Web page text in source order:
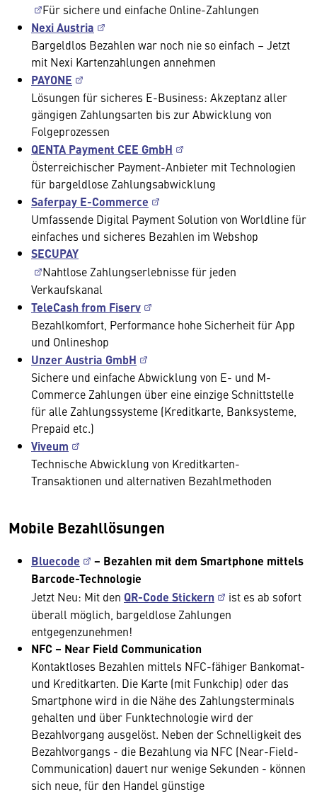
Für sichere und einfache Online-Zahlungen
Nexi Austria
Bargeldlos Bezahlen war noch nie so einfach – Jetzt
mit Nexi Kartenzahlungen annehmen
PAYONE
Lösungen für sicheres E-Business: Akzeptanz aller
gängigen Zahlungsarten bis zur Abwicklung von
Folgeprozessen
QENTA Payment CEE GmbH
Österreichischer Payment-Anbieter mit Technologien
für bargeldlose Zahlungsabwicklung
Saferpay E-Commerce
Umfassende Digital Payment Solution von Worldline für
einfaches und sicheres Bezahlen im Webshop
SECUPAY
Nahtlose Zahlungserlebnisse für jeden
Verkaufskanal
TeleCash from Fiserv
Bezahlkomfort, Performance hohe Sicherheit für App
und Onlineshop
Unzer Austria GmbH
Sichere und einfache Abwicklung von E- und M-
Commerce Zahlungen über eine einzige Schnittstelle
für alle Zahlungssysteme (Kreditkarte, Banksysteme,
Prepaid etc.)
Viveum
Technische Abwicklung von Kreditkarten-
Transaktionen und alternativen Bezahlmethoden
Mobile Bezahllösungen
Bluecode
− Bezahlen mit dem Smartphone mittels
Barcode-Technologie
Jetzt Neu: Mit den QR-Code Stickern
ist es ab sofort
überall möglich, bargeldlose Zahlungen
entgegenzunehmen!
NFC – Near Field Communication
Kontaktloses Bezahlen mittels NFC-fähiger Bankomat-
und Kreditkarten. Die Karte (mit Funkchip) oder das
Smartphone wird in die Nähe des Zahlungsterminals
gehalten und über Funktechnologie wird der
Bezahlvorgang ausgelöst. Neben der Schnelligkeit des
Bezahlvorgangs - die Bezahlung via NFC (Near-Field-
Communication) dauert nur wenige Sekunden - können
sich neue, für den Handel günstige